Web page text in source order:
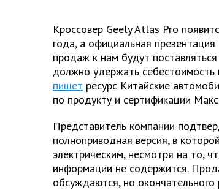
Кроссовер Geely Atlas Pro
года, а официальная
продаж к нам будут
должно удержать себестоимость
пишет ресурс Китайские
по продукту и сертификации
Представитель компании
полноприводная версия, в
электрическим, несмотря на то,
информации не содержится.
обсуждаются, но окончательного